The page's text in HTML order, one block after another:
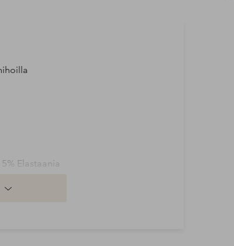
Elastaania